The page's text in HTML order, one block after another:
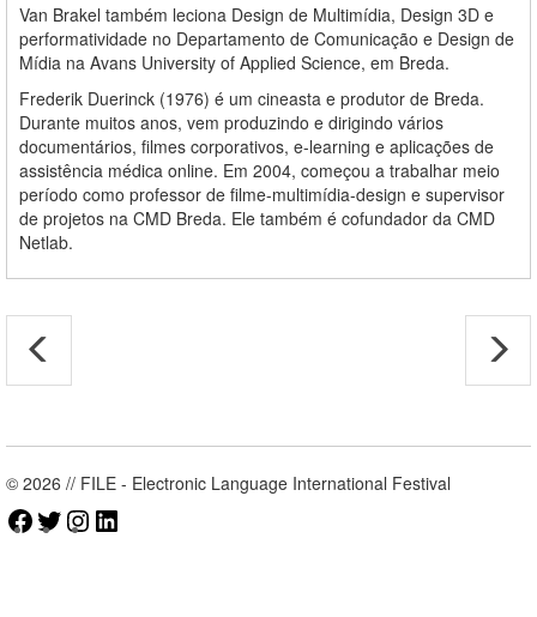
Van Brakel também leciona Design de Multimídia, Design 3D e
performatividade no Departamento de Comunicação e Design de
Mídia na Avans University of Applied Science, em Breda.
Frederik Duerinck (1976) é um cineasta e produtor de Breda.
Durante muitos anos, vem produzindo e dirigindo vários
documentários, filmes corporativos, e-learning e aplicações de
assistência médica online. Em 2004, começou a trabalhar meio
período como professor de filme-multimídia-design e supervisor
de projetos na CMD Breda. Ele também é cofundador da CMD
Netlab.
© 2026 // FILE - Electronic Language International Festival
Facebook
TwitterInstagram